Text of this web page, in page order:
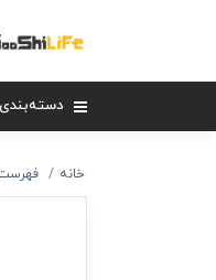
دسته‌بندی
خانه